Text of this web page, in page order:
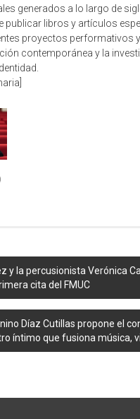
generados a lo largo de
publicar libros y artículos
proyectos performativos
contemporánea y la
y la percusionista Verónica
cita del FMUC
Díaz Cutillas propone el
íntimo que fusiona música,